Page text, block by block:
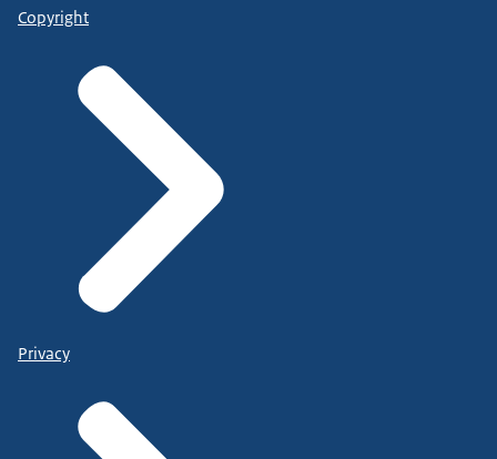
Copyright
Privacy